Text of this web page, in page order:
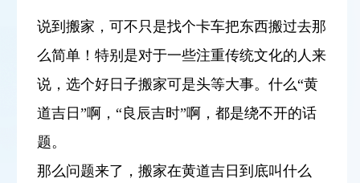
说到搬家，可不只是找个卡车把东西搬过去那
么简单！特别是对于一些注重传统文化的人来
说，选个好日子搬家可是头等大事。什么“黄
道吉日”啊，“良辰吉时”啊，都是绕不开的话
题。
那么问题来了，搬家在黄道吉日到底叫什么